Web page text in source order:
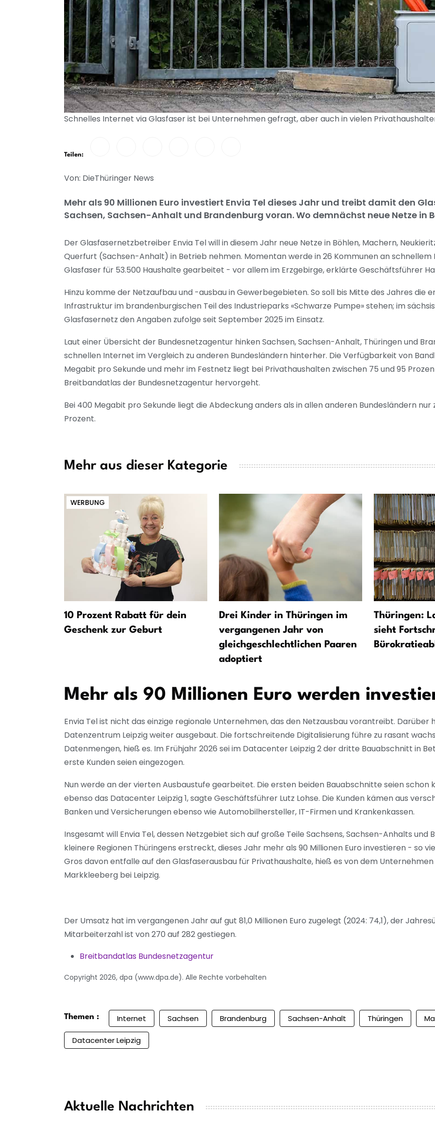
Schnelles Internet via Glasfaser ist bei Unternehmen gefragt, aber auch in vielen
Teilen:
Von: DieThüringer News
Mehr als 90 Millionen Euro investiert Envia Tel dieses Jahr und treibt damit den
Sachsen, Sachsen-Anhalt und Brandenburg voran. Wo demnächst neue Netze in
Der Glasfasernetzbetreiber Envia Tel will in diesem Jahr neue Netze in Böhlen, Machern,
Querfurt (Sachsen-Anhalt) in Betrieb nehmen. Momentan werde in 26 Kommunen an
Glasfaser für 53.500 Haushalte gearbeitet - vor allem im Erzgebirge, erklärte Geschäftsführer
Hinzu komme der Netzaufbau und -ausbau in Gewerbegebieten. So soll bis Mitte des Jahres die
Infrastruktur im brandenburgischen Teil des Industrieparks «Schwarze Pumpe» stehen; im
Glasfasernetz den Angaben zufolge seit September 2025 im Einsatz.
Laut einer Übersicht der Bundesnetzagentur hinken Sachsen, Sachsen-Anhalt, Thüringen und
schnellen Internet im Vergleich zu anderen Bundesländern hinterher. Die Verfügbarkeit von
Megabit pro Sekunde und mehr im Festnetz liegt bei Privathaushalten zwischen 75 und 95
Breitbandatlas der Bundesnetzagentur hervorgeht.
Bei 400 Megabit pro Sekunde liegt die Abdeckung anders als in allen anderen Bundesländern nur
Prozent.
Mehr aus dieser Kategorie
WERBUNG
10 Prozent Rabatt für dein
Geschenk zur Geburt
Drei Kinder in Thüringen im
vergangenen Jahr von
gleichgeschlechtlichen Paaren
adoptiert
Thüringen:
sieht
Mehr als 90 Millionen Euro werden
Envia Tel ist nicht das einzige regionale Unternehmen, das den Netzausbau vorantreibt. Darüber
Datenzentrum Leipzig weiter ausgebaut. Die fortschreitende Digitalisierung führe zu rasant
Datenmengen, hieß es. Im Frühjahr 2026 sei im Datacenter Leipzig 2 der dritte Bauabschnitt in
erste Kunden seien eingezogen.
Nun werde an der vierten Ausbaustufe gearbeitet. Die ersten beiden Bauabschnitte seien
ebenso das Datacenter Leipzig 1, sagte Geschäftsführer Lutz Lohse. Die Kunden kämen aus
Banken und Versicherungen ebenso wie Automobilhersteller, IT-Firmen und Krankenkassen.
Insgesamt will Envia Tel, dessen Netzgebiet sich auf große Teile Sachsens, Sachsen-Anhalts und
kleinere Regionen Thüringens erstreckt, dieses Jahr mehr als 90 Millionen Euro investieren - so
Gros davon entfalle auf den Glasfaserausbau für Privathaushalte, hieß es von dem Unternehmen
Markkleeberg bei Leipzig.
Der Umsatz hat im vergangenen Jahr auf gut 81,0 Millionen Euro zugelegt (2024: 74,1), der
Mitarbeiterzahl ist von 270 auf 282 gestiegen.
Breitbandatlas Bundesnetzagentur
Copyright 2026, dpa (www.dpa.de). Alle Rechte vorbehalten
Themen : Internet Sachsen Brandenburg Sachsen-Anhalt Thüringen
Datacenter Leipzig
Aktuelle Nachrichten